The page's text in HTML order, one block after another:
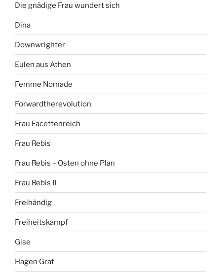
Die gnädige Frau wundert sich
Dina
Downwrighter
Eulen aus Athen
Femme Nomade
Forwardtherevolution
Frau Facettenreich
Frau Rebis
Frau Rebis – Osten ohne Plan
Frau Rebis II
Freihändig
Freiheitskampf
Gise
Hagen Graf